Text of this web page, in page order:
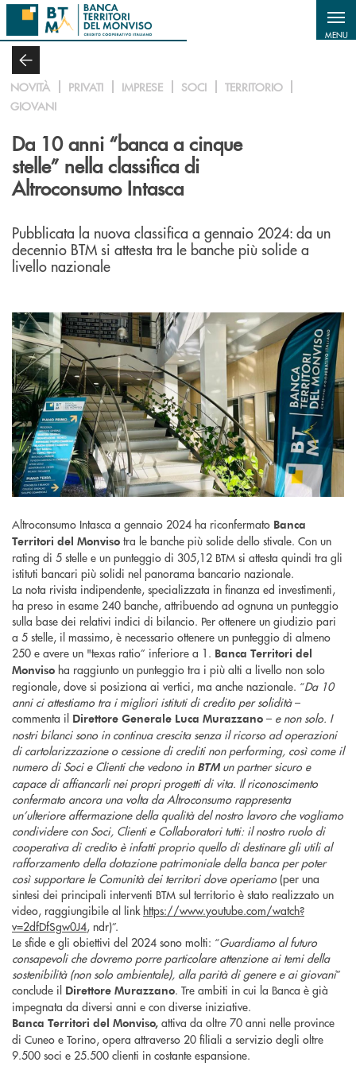
Salta al contenuto principale
MENU
NOVITÀ PRIVATI IMPRESE SOCI
TERRITORIO
GIOVANI
Da 10 anni “banca a cinque
stelle” nella classifica di
Altroconsumo Intasca
Pubblicata la nuova classifica a gennaio 2024: da un
decennio BTM si attesta tra le banche più solide a
livello nazionale
Altroconsumo Intasca a gennaio 2024 ha riconfermato Banca
Territori del Monviso tra le banche più solide dello stivale. Con un
rating di 5 stelle e un punteggio di 305,12 BTM si attesta quindi tra gli
istituti bancari più solidi nel panorama bancario nazionale.
La nota rivista indipendente, specializzata in finanza ed investimenti,
ha preso in esame 240 banche, attribuendo ad ognuna un punteggio
sulla base dei relativi indici di bilancio. Per ottenere un giudizio pari
a 5 stelle, il massimo, è necessario ottenere un punteggio di almeno
250 e avere un "texas ratio” inferiore a 1. Banca Territori del
Monviso ha raggiunto un punteggio tra i più alti a livello non solo
regionale, dove si posiziona ai vertici, ma anche nazionale. “Da 10
anni ci attestiamo tra i migliori istituti di credito per solidità–
commenta il Direttore Generale Luca Murazzano – e non solo. I
nostri bilanci sono in continua crescita senza il ricorso ad operazioni
di cartolarizzazione o cessione di crediti non performing, così come il
numero di Soci e Clienti che vedono in BTM un partner sicuro e
capace di affiancarli nei propri progetti di vita. Il riconoscimento
confermato ancora una volta da Altroconsumo rappresenta
un’ulteriore affermazione della qualità del nostro lavoro che vogliamo
condividere con Soci, Clienti e Collaboratori tutti: il nostro ruolo di
cooperativa di credito è infatti proprio quello di destinare gli utili al
rafforzamento della dotazione patrimoniale della banca per poter
così supportare le Comunità dei territori dove operiamo (per una
sintesi dei principali interventi BTM sul territorio è stato realizzato un
video, raggiungibile al linkhttps://www.youtube.com/watch?
v=2dfDfSgw0J4, ndr)”.
Le sfide e gli obiettivi del 2024 sono molti: “Guardiamo al futuro
consapevoli che dovremo porre particolare attenzione ai temi della
sostenibilità (non solo ambientale), alla parità di genere e ai giovani”
conclude il Direttore Murazzano. Tre ambiti in cui la Banca è già
impegnata da diversi anni e con diverse iniziative.
Banca Territori del Monviso, attiva da oltre 70 anni nelle province
di Cuneo e Torino, opera attraverso 20 filiali a servizio degli oltre
9.500 soci e 25.500 clienti in costante espansione.